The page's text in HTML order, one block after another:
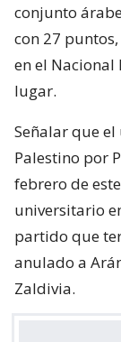
conjunto
con 27
en el
lugar.
Señalar que
Palestino por
febrero de
universitario
partido que
anulado a
Zaldivia.